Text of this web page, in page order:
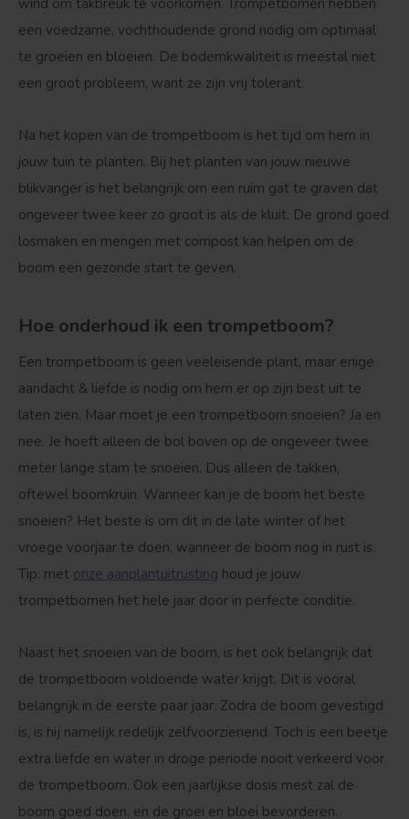
wind om takbreuk te voorkomen. Trompetbomen hebben
een voedzame, vochthoudende grond nodig om optimaal
te groeien en bloeien. De bodemkwaliteit is meestal niet
een groot probleem, want ze zijn vrij tolerant.
Na het kopen van de trompetboom is het tijd om hem in
jouw tuin te planten. Bij het planten van jouw nieuwe
blikvanger is het belangrijk om een ruim gat te graven dat
ongeveer twee keer zo groot is als de kluit. De grond goed
losmaken en mengen met compost kan helpen om de
boom een gezonde start te geven.
Hoe onderhoud ik een trompetboom?
Een trompetboom is geen veeleisende plant, maar enige
aandacht & liefde is nodig om hem er op zijn best uit te
laten zien. Maar moet je een trompetboom snoeien? Ja en
nee. Je hoeft alleen de bol boven op de ongeveer twee
meter lange stam te snoeien. Dus alleen de takken,
oftewel boomkruin. Wanneer kan je de boom het beste
snoeien? Het beste is om dit in de late winter of het
vroege voorjaar te doen, wanneer de boom nog in rust is.
Tip: met onze aanplantuitrusting houd je jouw
trompetbomen het hele jaar door in perfecte conditie.
Naast het snoeien van de boom, is het ook belangrijk dat
de trompetboom voldoende water krijgt. Dit is vooral
belangrijk in de eerste paar jaar. Zodra de boom gevestigd
is, is hij namelijk redelijk zelfvoorzienend. Toch is een beetje
extra liefde en water in droge periode nooit verkeerd voor
de trompetboom. Ook een jaarlijkse dosis mest zal de
boom goed doen, en de groei en bloei bevorderen.
Treurvorm Vruchtdragend